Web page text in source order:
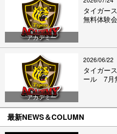
アカデミー
タイガー
無料体験
アカデミー
2026/06/22
タイガー
ール 7月
最新NEWS＆COLUMN